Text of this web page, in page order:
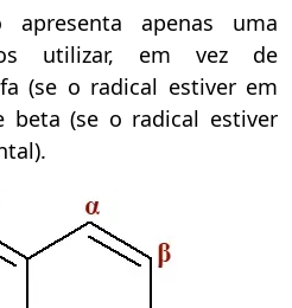
apresenta apenas uma
utilizar, em vez de
(se o radical estiver em
beta (se o radical estiver